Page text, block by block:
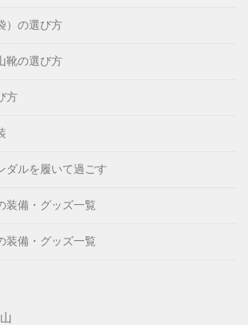
）の選び方
靴の選び方
方
ダルを履いて過ごす
装備・グッズ一覧
装備・グッズ一覧